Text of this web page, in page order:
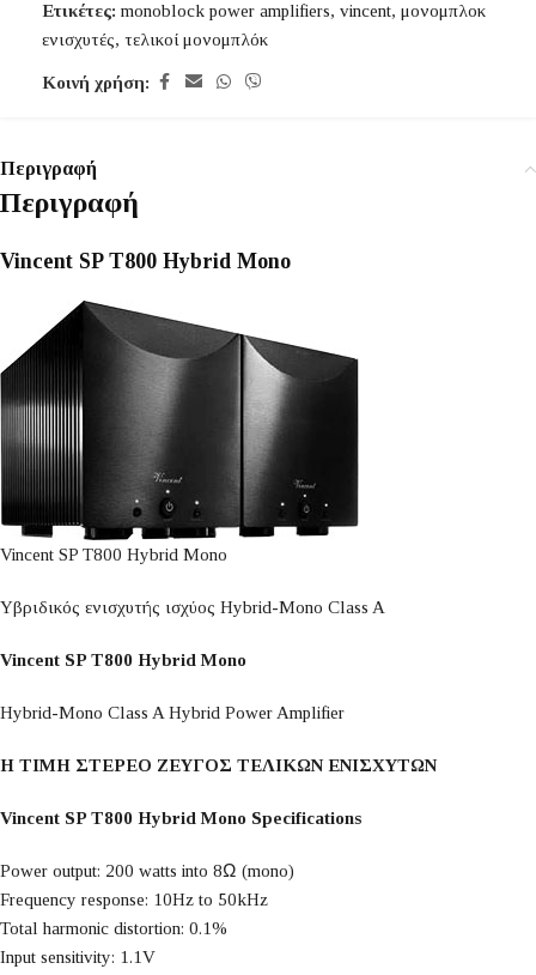
Ετικέτες: monoblock power amplifiers, vincent, μονομπλοκ
ενισχυτές, τελικοί μονομπλόκ
Κοινή χρήση:
Περιγραφή
Περιγραφή
Vincent SP T800 Hybrid Mono
Vincent SP T800 Hybrid Mono
Υβριδικός ενισχυτής ισχύος Hybrid-Mono Class A
Vincent SP T800 Hybrid Mono
Hybrid-Mono Class A Hybrid Power Amplifier
Η ΤΙΜΗ ΣΤΕΡΕΟ ΖΕΥΓΟΣ ΤΕΛΙΚΩΝ ΕΝΙΣΧΥΤΩΝ
Vincent SP T800 Hybrid Mono Specifications
Power output: 200 watts into 8Ω (mono)
Frequency response: 10Hz to 50kHz
Total harmonic distortion: 0.1%
Input sensitivity: 1.1V